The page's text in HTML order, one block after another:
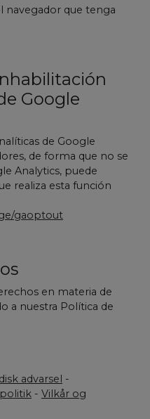
navegador que tenga
Google
de Google
de forma que no se
Analytics, puede
realiza esta función
gaoptout
en materia de
a nuestra Política de
advarsel -
- Vilkår og